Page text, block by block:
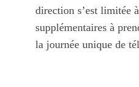
direction s’est limitée
supplémentaires à
la journée unique de